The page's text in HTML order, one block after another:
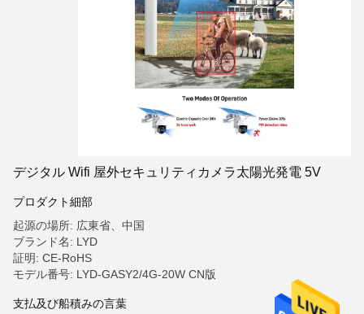
デジタル Wifi 屋外セキュリティカメラ太陽光発電 5V
プロダクト細部
起源の場所: 広東省、中国
ブランド名: LYD
証明: CE-RoHS
モデル番号: LYD-GASY2/4G-20W CN版
支払及び船積みの言葉